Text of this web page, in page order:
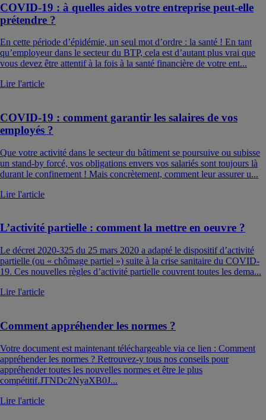
COVID-19 : à quelles aides votre entreprise peut-elle
prétendre ?
En cette période d’épidémie, un seul mot d’ordre : la santé ! En tant
qu’employeur dans le secteur du BTP, cela est d’autant plus vrai que
vous devez être attentif à la fois à la santé financière de votre ent...
Lire l'article
COVID-19 : comment garantir les salaires de vos
employés ?
Que votre activité dans le secteur du bâtiment se poursuive ou subisse
un stand-by forcé, vos obligations envers vos salariés sont toujours là
durant le confinement ! Mais concrètement, comment leur assurer u...
Lire l'article
L’activité partielle : comment la mettre en oeuvre ?
Le décret 2020-325 du 25 mars 2020 a adapté le dispositif d’activité
partielle (ou « chômage partiel ») suite à la crise sanitaire du COVID-
19. Ces nouvelles règles d’activité partielle couvrent toutes les dema...
Lire l'article
Comment appréhender les normes ?
Votre document est maintenant téléchargeable via ce lien : Comment
appréhender les normes ? Retrouvez-y tous nos conseils pour
appréhender toutes les nouvelles normes et être le plus
compétitif.JTNDc2NyaXB0J...
Lire l'article